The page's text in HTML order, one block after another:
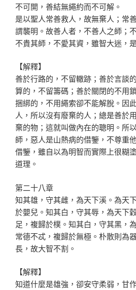
不可開，善結無繩約而不可解。
是以聖人常善救人，故無棄人；常
謂襲明。故善人者，不善人之師；
不貴其師，不愛其資，雖智大迷，
【解釋】
善於行路的，不留轍跡；善於言談
算的，不留籌碼；善於關閉的不用
捆綁的，不用繩索卻不能解脫。因
人，所以沒有廢棄的人；總是善於
棄的物；這就叫做內在的聰明。所
師，惡人是山熱病的借鑒，不尊重
借鑒，雖自以為明智而實際上很糊
道理。
第二十八章
知其雄，守其雌，為天下溪。為天
於嬰兒。知其白，守其辱，為天下
足，複歸於樸。知其白，守其黑，
常德不忒，複歸於無極。朴散則為
長，故大智不割。
【解釋】
知道什麼是雄強，卻安守柔弱，甘